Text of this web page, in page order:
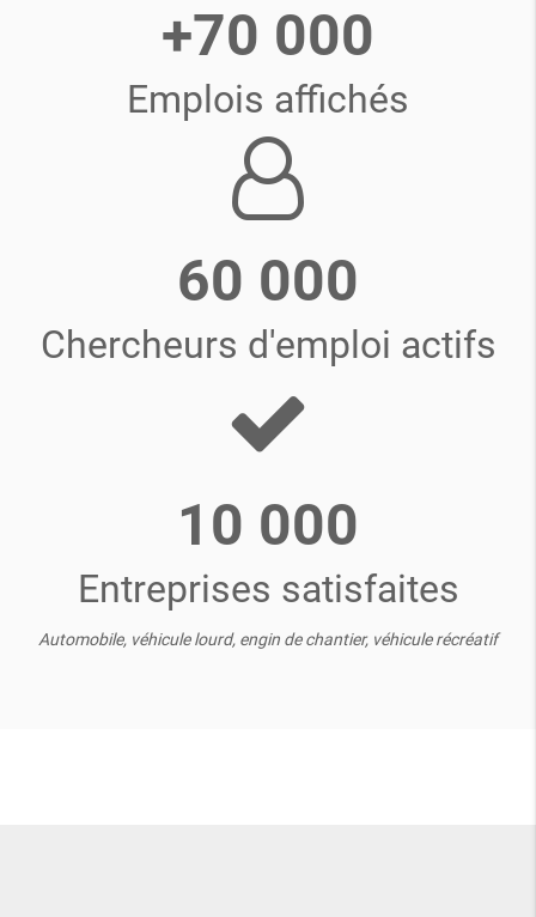
+70 000
Emplois affichés
60 000
Chercheurs d'emploi actifs
10 000
Entreprises satisfaites
Automobile, véhicule lourd, engin de chantier, véhicule récréatif